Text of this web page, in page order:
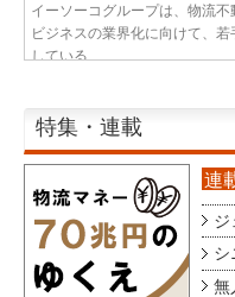
イーソーコグループは、物流不
ビジネスの業界化に向けて、
している...
特集・連載
連
無